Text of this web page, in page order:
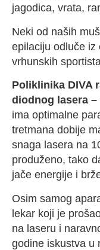
jagodica, vrata,
Neki od naših
epilaciju odluče iz
vrhunskih
Poliklinika DIVA
diodnog lasera –
ima optimalne
tretmana dobije
snaga lasera na
produženo, tako
jače energije i
Osim samog
lekar koji je
na laseru i
godine iskustva u